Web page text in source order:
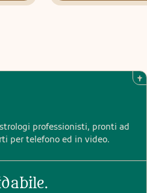
professionisti, pronti ad
per telefono ed in video.